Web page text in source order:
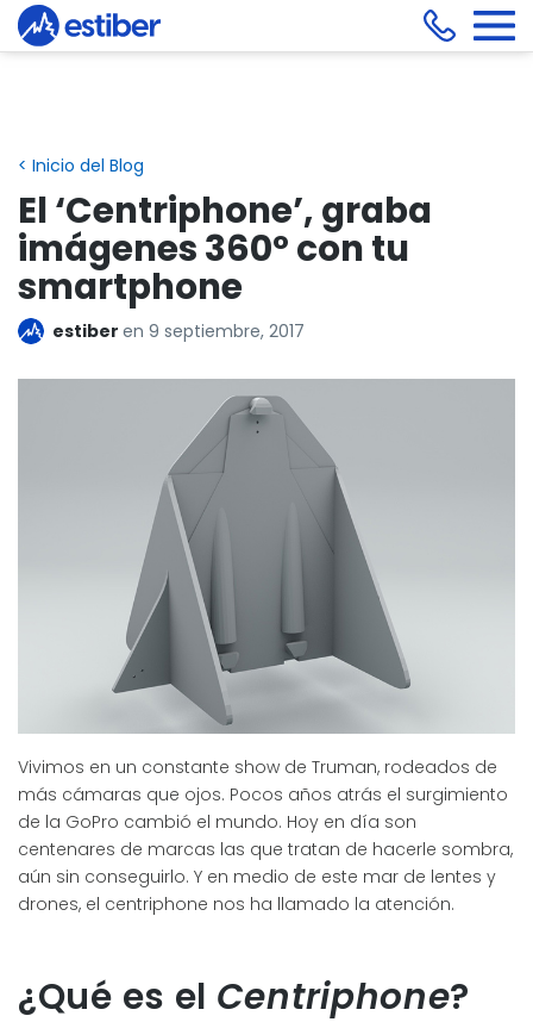
< Inicio del Blog
El ‘Centriphone’, graba
imágenes 360º con tu
smartphone
estiber en 9 septiembre, 2017
Vivimos en un constante show de Truman, rodeados de
más cámaras que ojos. Pocos años atrás el surgimiento
de la GoPro cambió el mundo. Hoy en día son
centenares de marcas las que tratan de hacerle sombra,
aún sin conseguirlo. Y en medio de este mar de lentes y
drones, el centriphone nos ha llamado la atención.
¿Qué es el Centriphone?